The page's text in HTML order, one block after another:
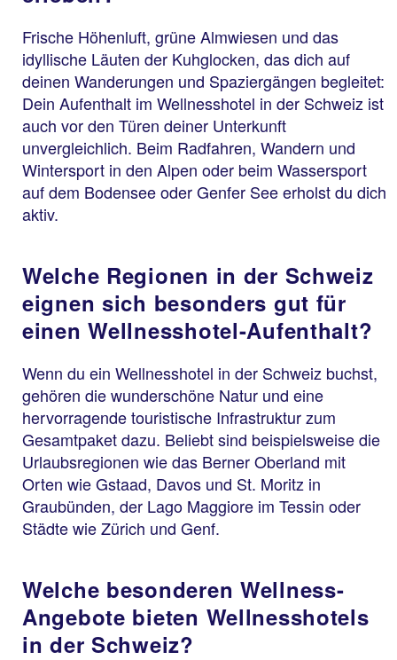
Frische Höhenluft, grüne Almwiesen und das
idyllische Läuten der Kuhglocken, das dich auf
deinen Wanderungen und Spaziergängen begleitet:
Dein Aufenthalt im Wellnesshotel in der Schweiz ist
auch vor den Türen deiner Unterkunft
unvergleichlich. Beim Radfahren, Wandern und
Wintersport in den Alpen oder beim Wassersport
auf dem Bodensee oder Genfer See erholst du dich
aktiv.
Welche Regionen in der Schweiz
eignen sich besonders gut für
einen Wellnesshotel-Aufenthalt?
Wenn du ein Wellnesshotel in der Schweiz buchst,
gehören die wunderschöne Natur und eine
hervorragende touristische Infrastruktur zum
Gesamtpaket dazu. Beliebt sind beispielsweise die
Urlaubsregionen wie das Berner Oberland mit
Orten wie Gstaad, Davos und St. Moritz in
Graubünden, der Lago Maggiore im Tessin oder
Städte wie Zürich und Genf.
Welche besonderen Wellness-
Angebote bieten Wellnesshotels
in der Schweiz?